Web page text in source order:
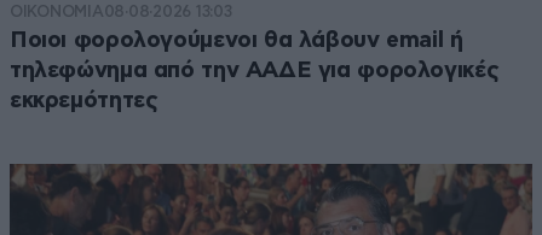
ΟΙΚΟΝΟΜΙΑ08·08·2026 13:03
Ποιοι φορολογούμενοι θα λάβουν email ή
τηλεφώνημα από την ΑΑΔΕ για φορολογικές
εκκρεμότητες